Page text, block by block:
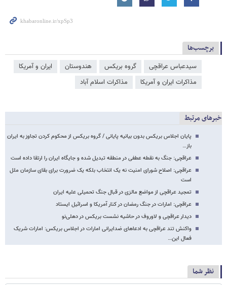
برچسب‌ها
سیدعباس عراقچی گروه بریکس هندوستان
ایران و آمریکا
مذاکرات ایران و آمریکا
مذاکرات اسلام آباد
خبرهای مرتبط
پایان اجلاس بریکس بدون بیانیه پایانی / گروه بریکس از محکوم کردن تجاوز به ایران
باز…
عراقچی: جنگ به نقطه عطفی در منطقه تبدیل شده و جایگاه ایران را ارتقا داده است
عراقچی: اصلاح شورای امنیت نه یک انتخاب بلکه یک ضرورت برای بقای سازمان ملل
است
تمجید عراقچی از مواضع مالزی در قبال جنگ تحمیلی علیه ایران
عراقچی: امارات در جنگ رمضان در کنار آمریکا و اسرائیل ایستاد
دیدار عراقچی و لاوروف در حاشیه نشست بریکس در دهلی‌نو
واکنش تند عراقچی به ادعاهای ضدایرانی امارات در اجلاس بریکس: امارات شریک
فعال این…
نظر شما